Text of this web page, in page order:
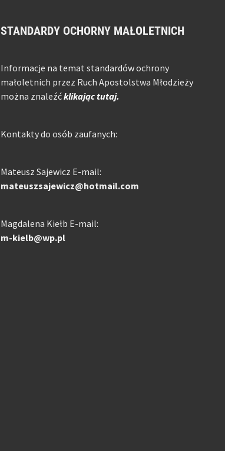
STANDARDY OCHORNY MAŁOLETNICH
Informacje na temat standardów ochrony
małoletnich przez Ruch Apostolstwa Młodzieży
można znaleźćklikając tutaj.
Kontakty do osób zaufanych:
Mateusz Sajewicz E-mail:
mateuszsajewicz@hotmail.com
Magdalena Kiełb E-mail:
m-kielb@wp.pl